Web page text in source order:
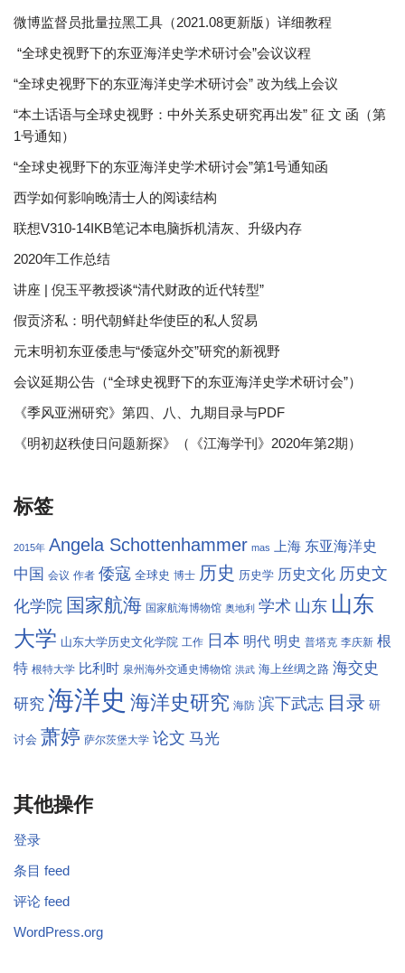
微博监督员批量拉黑工具（2021.08更新版）详细教程
“全球史视野下的东亚海洋史学术研讨会”会议议程
“全球史视野下的东亚海洋史学术研讨会” 改为线上会议
“本土话语与全球史视野：中外关系史研究再出发” 征 文 函（第
1号通知）
“全球史视野下的东亚海洋史学术研讨会”第1号通知函
西学如何影响晚清士人的阅读结构
联想V310-14IKB笔记本电脑拆机清灰、升级内存
2020年工作总结
讲座 | 倪玉平教授谈“清代财政的近代转型”
假贡济私：明代朝鲜赴华使臣的私人贸易
元末明初东亚倭患与“倭寇外交”研究的新视野
会议延期公告（“全球史视野下的东亚海洋史学术研讨会”）
《季风亚洲研究》第四、八、九期目录与PDF
《明初赵秩使日问题新探》（《江海学刊》2020年第2期）
标签
2015年 Angela Schottenhammer mas 上海 东亚海洋史
中国 会议 作者 倭寇 全球史 博士 历史 历史学 历史文化 历史文
化学院 国家航海 国家航海博物馆 奥地利 学术 山东 山东
大学 山东大学历史文化学院 工作 日本 明代 明史 普塔克 李庆新 根
特 根特大学 比利时 泉州海外交通史博物馆 洪武 海上丝绸之路 海交史
研究 海洋史 海洋史研究 海防 滨下武志 目录 研
讨会 萧婷 萨尔茨堡大学 论文 马光
其他操作
登录
条目 feed
评论 feed
WordPress.org